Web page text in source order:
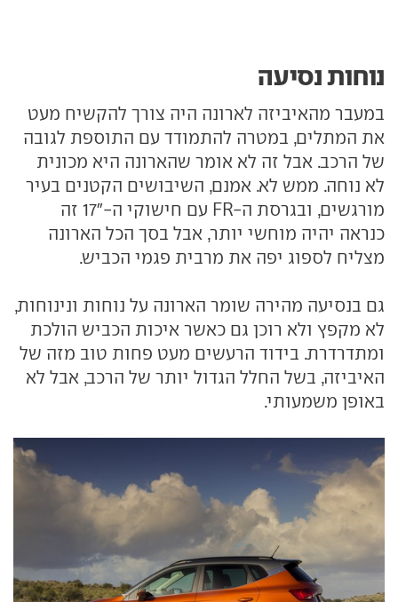
נוחות נסיעה
במעבר מהאיביזה לארונה היה צורך להקשיח מעט
את המתלים, במטרה להתמודד עם התוספת לגובה
של הרכב. אבל זה לא אומר שהארונה היא מכונית
לא נוחה. ממש לא. אמנם, השיבושים הקטנים בעיר
מורגשים, ובגרסת ה-FR עם חישוקי ה-"17 זה
כנראה יהיה מוחשי יותר, אבל בסך הכל הארונה
מצליח לספוג יפה את מרבית פגמי הכביש.
גם בנסיעה מהירה שומר הארונה על נוחות ונינוחות,
לא מקפץ ולא רוכן גם כאשר איכות הכביש הולכת
ומתדרדרת. בידוד הרעשים מעט פחות טוב מזה של
האיביזה, בשל החלל הגדול יותר של הרכב, אבל לא
באופן משמעותי.